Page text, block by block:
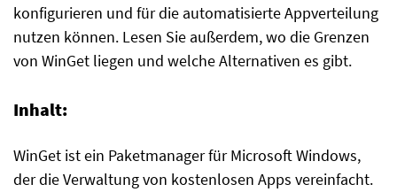
konfigurieren und für die automatisierte Appverteilung
nutzen können. Lesen Sie außerdem, wo die Grenzen
von WinGet liegen und welche Alternativen es gibt.
Inhalt:
WinGet ist ein Paketmanager für Microsoft Windows,
der die Verwaltung von kostenlosen Apps vereinfacht.